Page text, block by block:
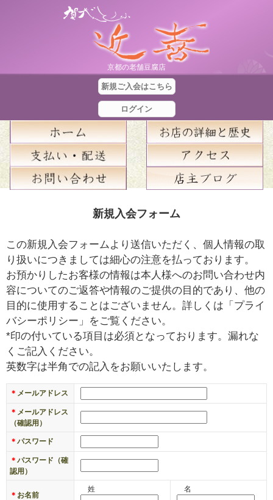
京都の老舗豆腐店
新規ご入会はこちら
ログイン
新規入会フォーム
この新規入会フォームより送信いただく、個人情報の取
り扱いにつきましては細心の注意を払っております。
お預かりしたお客様の情報は本人様へのお問い合わせ内
容についてのご返答や情報のご提供の目的であり、他の
目的に使用することはございません。詳しくは「プライ
バシーポリシー」をご覧ください。
*印の付いている項目は必須となっております。漏れな
くご記入ください。
英数字は半角での記入をお願いいたします。
＊ メールアドレス
＊ メールアドレス
（確認用）
＊ パスワード
＊ パスワード（確
認用）
＊ お名前
姓 名
額
：
￥
0
現
在
の
商
品
数
0